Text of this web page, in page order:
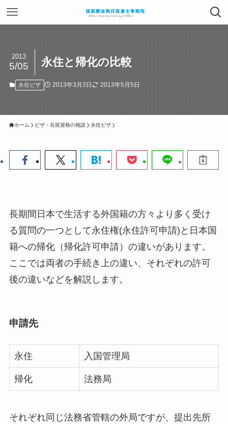
永住と帰化の比較
2013
5/05
永住ビザ 2013年3月3日 2013年5月5日
ホーム ビザ・在留資格の相談 永住ビザ
長期間日本で生活する外国籍の方々より多く受け
る質問の一つとして永住権(永住許可申請)と日本国
籍への帰化（帰化許可申請）の違いがあります。
ここでは両者の手続き上の違い、それぞれの許可
後の違いなどを解説します。
申請先
永住 入国管理局
帰化 法務局
それぞれ同じ法務省管轄の外局ですが、提出先所